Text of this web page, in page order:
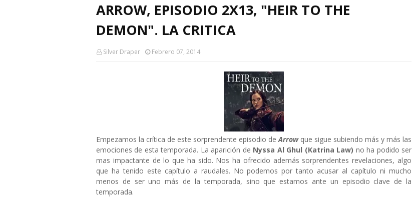
ARROW, EPISODIO 2X13, "HEIR TO THE
DEMON". LA CRITICA
Silver Draper Febrero 07, 2014
Empezamos la crítica de este sorprendente episodio deArrow que sigue subiendo más y más las
emociones de esta temporada. La aparición de Nyssa Al Ghul (Katrina Law) no ha podido ser
mas impactante de lo que ha sido. Nos ha ofrecido además sorprendentes revelaciones, algo
que ha tenido este capítulo a raudales. No podemos por tanto acusar al capítulo ni mucho
menos de ser uno más de la temporada, sino que estamos ante un episodio clave de la
temporada.